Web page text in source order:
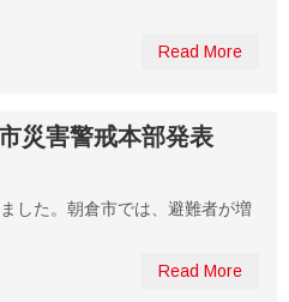
Read More
災害警戒本部発表
した。朝倉市では、避難者が増
Read More